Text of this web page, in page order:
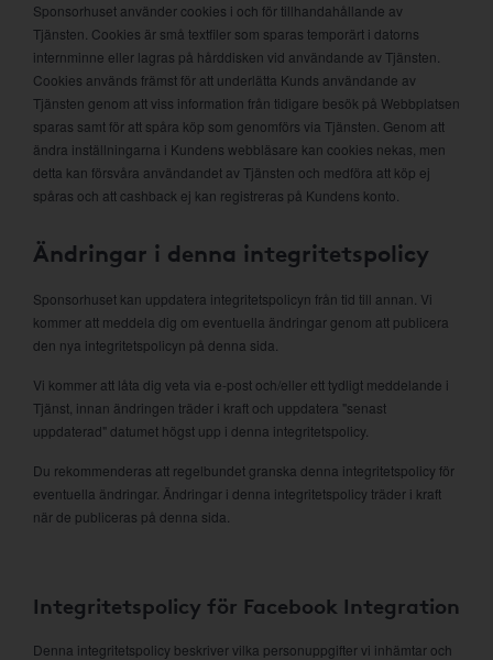
Sponsorhuset använder cookies i och för tillhandahållande av
Tjänsten. Cookies är små textfiler som sparas temporärt i datorns
internminne eller lagras på hårddisken vid användande av Tjänsten.
Cookies används främst för att underlätta Kunds användande av
Tjänsten genom att viss information från tidigare besök på Webbplatsen
sparas samt för att spåra köp som genomförs via Tjänsten. Genom att
ändra inställningarna i Kundens webbläsare kan cookies nekas, men
detta kan försvåra användandet av Tjänsten och medföra att köp ej
spåras och att cashback ej kan registreras på Kundens konto.
Ändringar i denna integritetspolicy
Sponsorhuset kan uppdatera integritetspolicyn från tid till annan. Vi
kommer att meddela dig om eventuella ändringar genom att publicera
den nya integritetspolicyn på denna sida.
Vi kommer att låta dig veta via e-post och/eller ett tydligt meddelande i
Tjänst, innan ändringen träder i kraft och uppdatera "senast
uppdaterad" datumet högst upp i denna integritetspolicy.
Du rekommenderas att regelbundet granska denna integritetspolicy för
eventuella ändringar. Ändringar i denna integritetspolicy träder i kraft
när de publiceras på denna sida.
Integritetspolicy för Facebook Integration
Denna integritetspolicy beskriver vilka personuppgifter vi inhämtar och